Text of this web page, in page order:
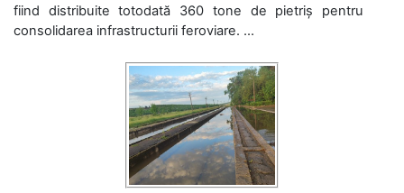
fiind distribuite totodată 360 tone de pietriș pentru
consolidarea infrastructurii feroviare. ...